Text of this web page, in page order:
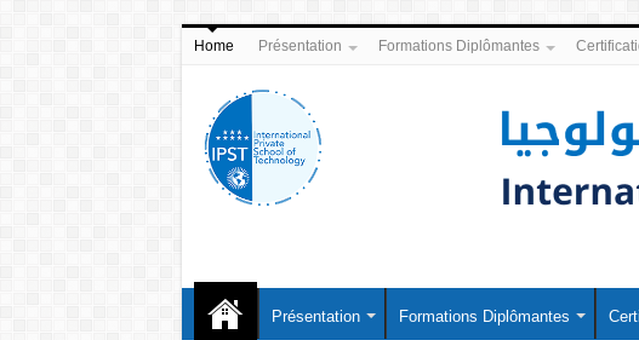
Home Présentation Formations Diplômantes
Présentation Formations Diplômantes